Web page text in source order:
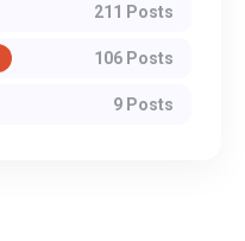
211 Posts
106 Posts
9 Posts